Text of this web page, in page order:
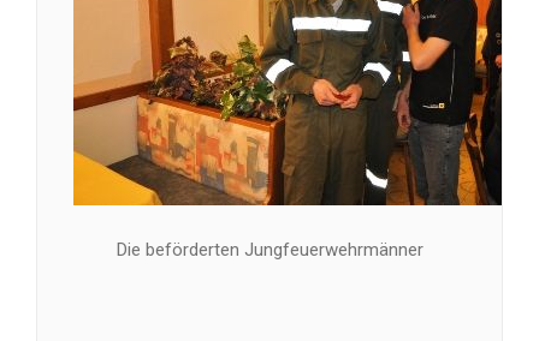
Die beförderten Jungfeuerwehrmänner